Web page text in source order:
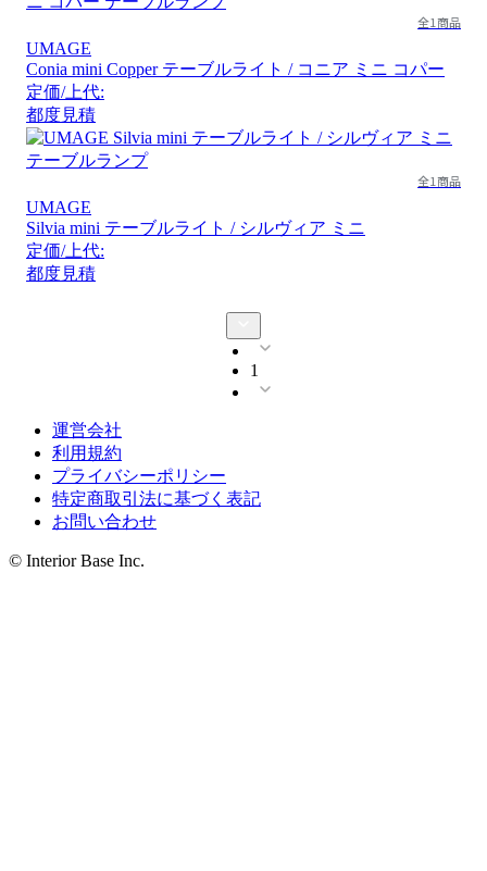
全1商品
UMAGE
Conia mini Copper テーブルライト / コニア ミニ コパー
定価/上代:
都度見積
全1商品
UMAGE
Silvia mini テーブルライト / シルヴィア ミニ
定価/上代:
都度見積
1
運営会社
利用規約
プライバシーポリシー
特定商取引法に基づく表記
お問い合わせ
© Interior Base Inc.